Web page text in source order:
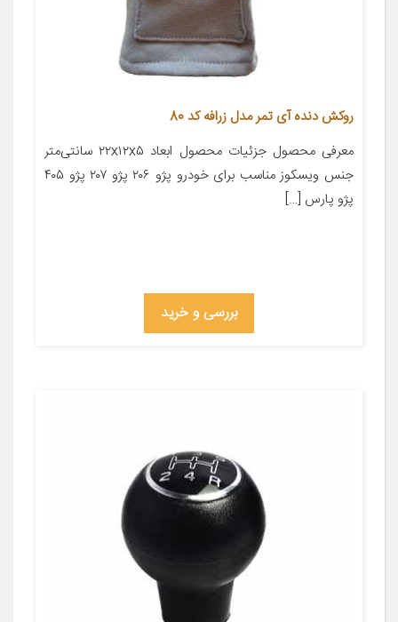
روکش دنده آی تمر مدل زرافه کد 80
معرفی محصول جزئیات محصول ابعاد ۲۲x۱۲x۵ سانتی‌متر
جنس ویسکوز مناسب برای خودرو پژو ۲۰۶ پژو ۲۰۷ پژو ۴۰۵
پژو پارس […]
بررسی و خرید